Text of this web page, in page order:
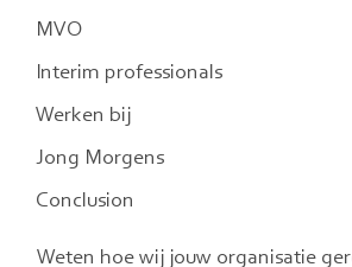
MVO
Interim professionals
Werken bij
Jong Morgens
Conclusion
Weten hoe wij jouw organisatie